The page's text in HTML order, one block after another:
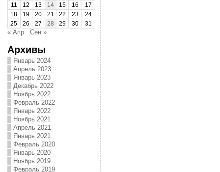
11
12 13 14 15 16
17
18
19 20 21 22 23
24
25
26 27 28 29 30 31
« Апр Сен »
Архивы
Январь 2024
Апрель 2023
Январь 2023
Декабрь 2022
Ноябрь 2022
Февраль 2022
Январь 2022
Ноябрь 2021
Апрель 2021
Январь 2021
Февраль 2020
Январь 2020
Ноябрь 2019
Февраль 2019